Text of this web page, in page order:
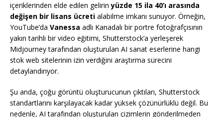
içeriklerinden elde edilen gelirinyüzde 15 ila 40’ı arasında
değişen bir lisans ücreti alabilme imkanı sunuyor. Örneğin,
YouTube’da Vanessa adlı Kanadalı bir portre fotoğrafçısının
yakın tarihli bir video eğitimi, Shutterstock’a yerleşerek
Midjourney tarafından oluşturulan AI sanat eserlerine hangi
stok web sitelerinin izin verdiğini araştırma sürecini
detaylandırıyor.
Şu anda, çoğu görüntü oluşturucunun çıktıları, Shutterstock
standartlarını karşılayacak kadar yüksek çözünürlüklü değil. Bu
nedenle, AI tarafından oluşturulan çizimlerin gönderilmeden